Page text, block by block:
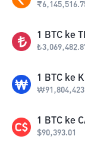
₹
1 BTC ke
₺
1 BTC ke
₩
1 BTC ke
$90,393.01